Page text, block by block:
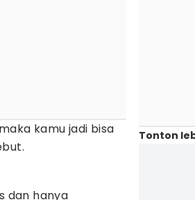
kamu jadi bisa
dan hanya
Tonton